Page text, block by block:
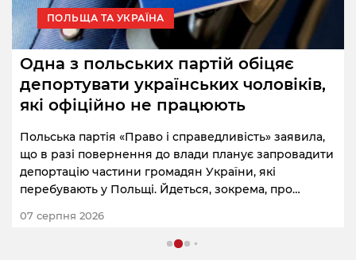
ПОЛЬЩА ТА УКРАЇНА
Одна з польських партій обіцяє
депортувати українських чоловіків,
які офіційно не працюють
Польська партія «Право і справедливість» заявила,
що в разі повернення до влади планує запровадити
депортацію частини громадян України, які
перебувають у Польщі. Йдеться, зокрема, про
роботи.
07 серпня 2026